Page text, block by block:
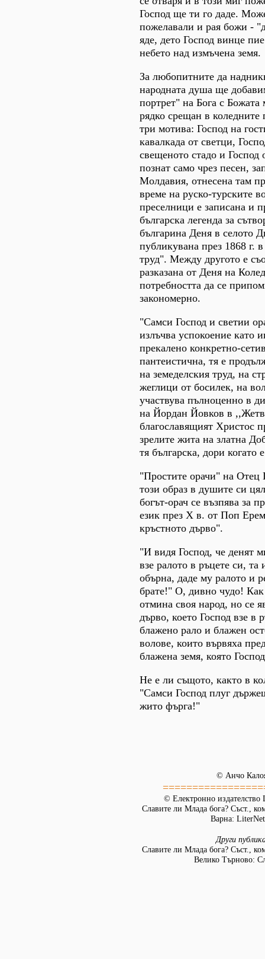
Господ ще ти го даде.
пожелавали и рая божи -
яде, дето Господ винце
небето над измъчена земя.
За любопитните да
народната душа ще
портрет" на Бога с Божата
рядко срещан в коледните
три мотива: Господ на
кавалкада от светци,
свещеното стадо и Господ
познат само чрез песен,
Молдавия, отнесена там
време на руско-турските
преселници е записана и
българска легенда за
българина Деня в селото
публикувана през 1868 г.
труд". Между другото е
разказана от Деня на
потребността да се
закономерно.
"Самси Господ и светии
излъчва успокоение като
прекалено конкретно-
пантеистична, тя е
на земеделския труд, на
жеглици от босилек, на
участвува пълноценно в
на Йордан Йовков в
благославящият Христос
зрелите жита на златна
тя българска, дори когато
"Простите орачи" на Отец
този образ в душите си
богът-орач се възпява за
език през Х в. от Поп
кръстното дърво".
"И видя Господ, че денят
взе ралото в ръцете си, та
обърна, даде му ралото и
брате!" О, дивно чудо!
отмина своя народ, но се
дърво, което Господ взе в
блажено рало и блажен
волове, които вървяха
блажена земя, която
Не е ли същото, както в
"Самси Господ плуг
жито фърга!"
© Анчо
© Електронно издателство
Славите ли Млада бога? Съст.,
Варна:
Други
Славите ли Млада бога? Съст.,
Велико Търново: